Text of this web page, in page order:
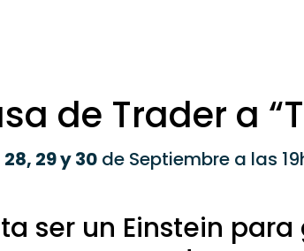
de Trader a
28, 29 y 30 de Septiembre a las
ser un Einstein